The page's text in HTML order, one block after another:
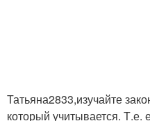
Татьяна2833,изучайте
который учитывается. Т.е.